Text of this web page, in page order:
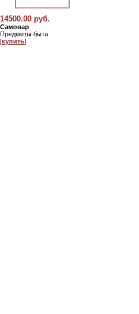
14500.00 руб.
Самовар
Предметы быта
[купить]